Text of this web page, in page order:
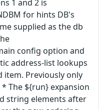
1 and 2 is
for hints DB's
supplied as the db
config option and
address-list lookups
Previously only
The ${run} expansion
string elements after